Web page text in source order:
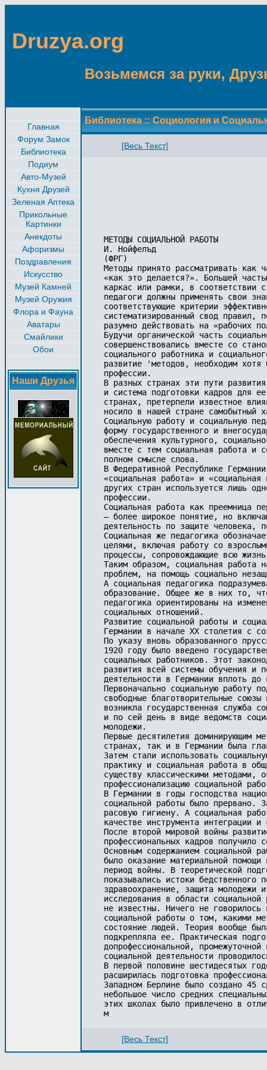
Druzya.org
Возьмемся за руки,
Главная
Форум Замок
Библиотека
Подиум
Авто-Музей
Кухня Друзей
Зеленая Аптека
Прикольные
Картинки
Анекдоты
Афоризмы
Поздравления
Искусство
Музей Камней
Музей Оружия
Флора и Фауна
Аватары
Смайлики
Обои
Наши Друзья
Библиотека :: Социология и
[Весь Текст]
МЕТОДЫ СОЦИАЛЬНОЙ РАБОТЫ
И. Нойфелъд
(ФРГ)
Методы принято рассматривать
«как это делается?». Большей
каркас или рамки, в соответствии
педагоги должны применять свои
соответствующие критерии
систематизированный свод правил,
разумно действовать на «рабочих
Будучи органической часть
совершенствовались вместе со
социального работника и
развитие 'методов, необходим
профессии.
В разных странах эти пути
и система подготовки кадров для
странах, претерпели известное
носило в нашей стране самобытный
Социальную работу и социальную
форму государственного и
обеспечения культурного,
вместе с тем социальная работа и
полном смысле слова.
В Федеративной Республике
«социальная работа» и
других стран используется лишь
профессии.
Социальная работа как преемница
— более широкое понятие, но
деятельность по защите человека,
Социальная же педагогика
целями, включая работу со
процессы, сопровождающие всю
Таким образом, социальная работа
проблем, на помощь социально
А социальная педагогика
образование. Общее же в них то,
педагогика ориентированы на
социальных отношений.
Развитие социальной работы и
Германии в начале XX столетия с
По указу вновь образованного
1920 году было введено
социальных работников. Этот
развития всей системы обучения и
деятельности в Германии вплоть
Первоначально социальную работу
свободные благотворительные
возникла государственная служба
и по сей день в виде ведомств
молодежи.
Первые десятилетия доминирующим
странах, так и в Германии была
Затем стали использовать
практику и социальная работа в
существу классическими методами,
профессионализацию социальной
В Германии в годы господства
социальной работы было прервано.
расовую гигиену. А социальная
качестве инструмента интеграции
После второй мировой войны
профессиональных кадров получило
Основным содержанием социальной
было оказание материальной
период войны. В теоретической
показывались истоки
здравоохранение, защита молодежи
исследования в области
не известны. Ничего не
социальной работы о том, какими
состояние людей. Теория вообще
подкрепляла ее. Практическая
допрофессиональной,
социальной деятельности
В первой половине шестидесятых
расширилась подготовка
Западном Берлине было создано 45
небольшое число средних
этих школах было привлечено в
м
[Весь Текст]